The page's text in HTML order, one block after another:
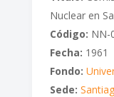
Nuclear en
Código: NN-
Fecha: 1961
Fondo:
Sede: